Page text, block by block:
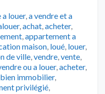
a louer,a vendre et a
,achat,acheter,
,appartement a
maison, loué, louer,
de ville,vendre,vente,
ou a louer,acheter,
bien immobilier,
privilégié,